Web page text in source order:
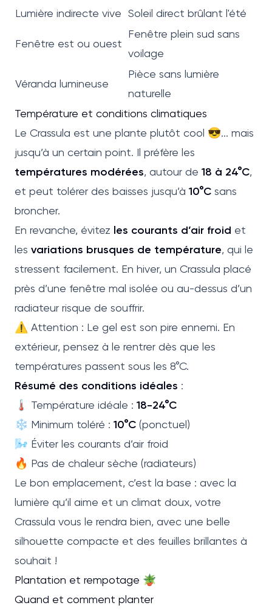
Lumière indirecte vive Soleil direct brûlant l'été
Fenêtre est ou ouest
Fenêtre plein sud sans
voilage
Véranda lumineuse
Pièce sans lumière
naturelle
Température et conditions climatiques
Le Crassula est une plante plutôt cool 😎... mais
jusqu’à un certain point. Il préfère les
températures modérées, autour de 18 à 24°C,
et peut tolérer des baisses jusqu’à 10°C sans
broncher.
En revanche, évitez les courants d’air froid et
les variations brusques de température, qui le
stressent facilement. En hiver, un Crassula placé
près d’une fenêtre mal isolée ou au-dessus d’un
radiateur risque de souffrir.
⚠️ Attention : Le gel est son pire ennemi. En
extérieur, pensez à le rentrer dès que les
températures passent sous les 8°C.
Résumé des conditions idéales :
🌡️ Température idéale : 18-24°C
❄️ Minimum toléré : 10°C (ponctuel)
🌬️ Éviter les courants d’air froid
🔥 Pas de chaleur sèche (radiateurs)
Le bon emplacement, c’est la base : avec la
lumière qu’il aime et un climat doux, votre
Crassula vous le rendra bien, avec une belle
silhouette compacte et des feuilles brillantes à
souhait !
Plantation et rempotage 🪴
Quand et comment planter